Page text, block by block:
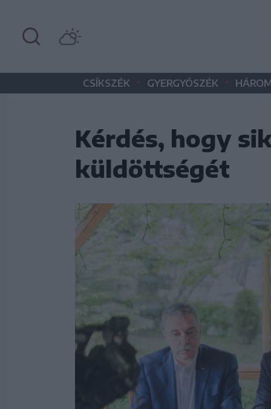
CSÍKSZÉK • GYERGYÓSZÉK •
Kérdés, hogy
küldöttségét